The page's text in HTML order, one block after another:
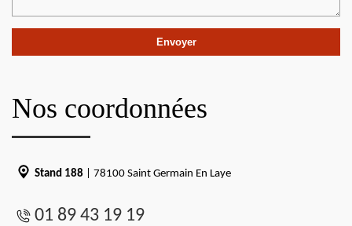
Nos coordonnées
Stand 188 | 78100 Saint Germain En Laye
01 89 43 19 19